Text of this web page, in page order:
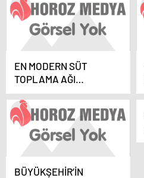
EN MODERN SÜT
TOPLAMA AĞI
DENİZLİ’YE
KURULUYOR
BÜYÜKŞEHİR’İN